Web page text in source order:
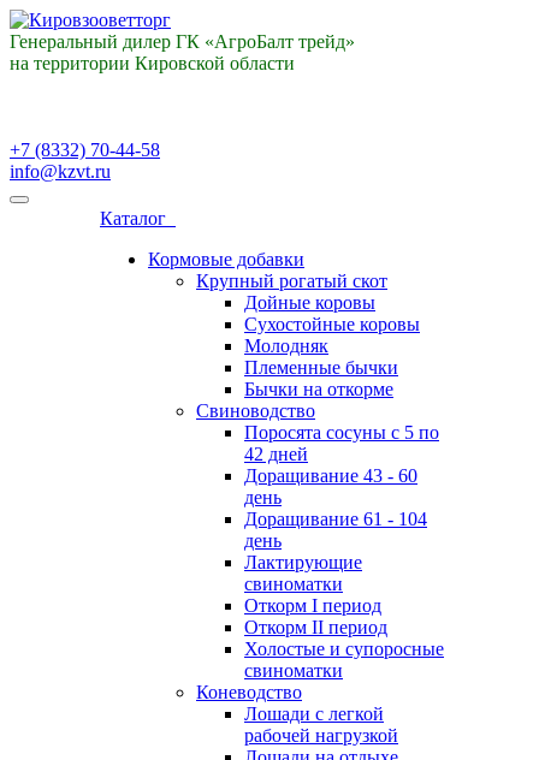
Генеральный дилер ГК «АгроБалт трейд»
на территории Кировской области
+7 (8332) 70-44-58
info@kzvt.ru
Каталог
Кормовые добавки
Крупный рогатый скот
Дойные коровы
Сухостойные коровы
Молодняк
Племенные бычки
Бычки на откорме
Свиноводство
Поросята сосуны с 5 по
42 дней
Доращивание 43 - 60
день
Доращивание 61 - 104
день
Лактирующие
свиноматки
Откорм I период
Откорм II период
Холостые и супоросные
свиноматки
Коневодство
Лошади с легкой
рабочей нагрузкой